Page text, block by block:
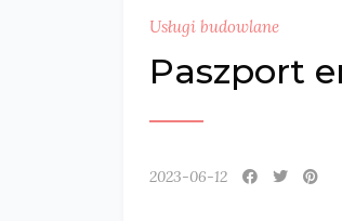
Usługi budowlane
Paszport
2023-06-12